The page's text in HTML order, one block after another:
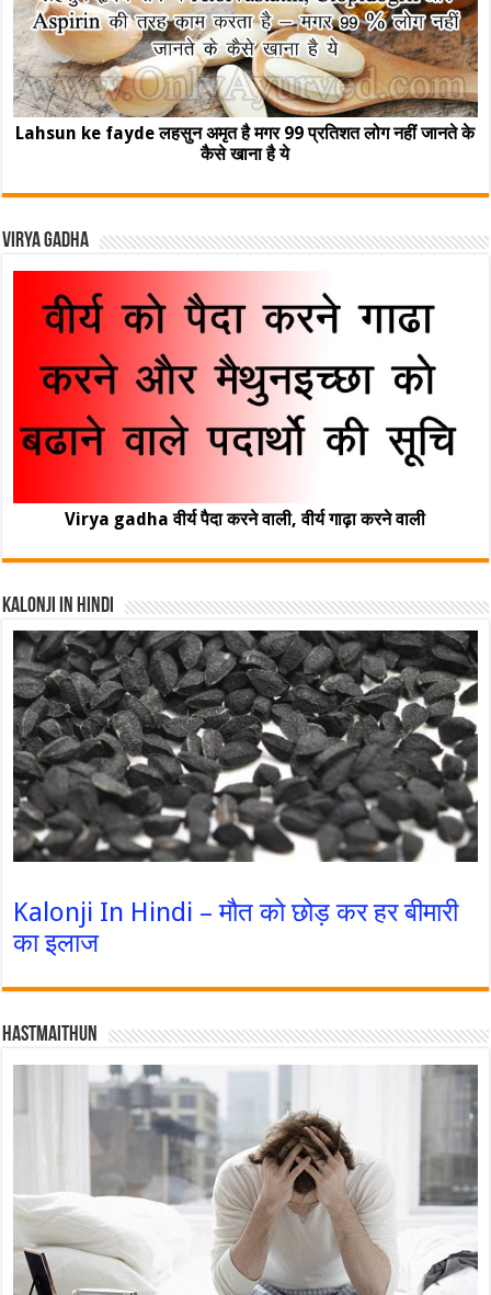
Lahsun ke fayde लहसुन अमृत है मगर 99 प्रतिशत लोग नहीं जानते के
कैसे खाना है ये
Virya Gadha
Virya gadha वीर्य पैदा करने वाली, वीर्य गाढ़ा करने वाली
Kalonji In Hindi
Kalonji In Hindi – मौत को छोड़ कर हर बीमारी
का इलाज
Hastmaithun